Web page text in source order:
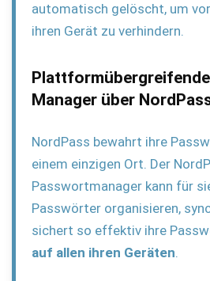
automatisch gelöscht, um
ihren Gerät zu verhindern.
Manager über
NordPass bewahrt ihre
einem einzigen Ort. Der
Passwortmanager kann für
Passwörter organisieren,
sichert so effektiv ihre
auf allen ihren Geräten.